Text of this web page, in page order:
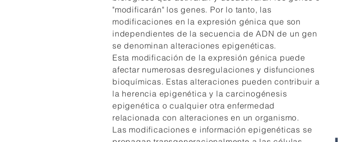
"modificarán" los genes. Por lo tanto, las
modificaciones en la expresión génica que son
independientes de la secuencia de ADN de un gen
se denominan alteraciones epigenéticas.
Esta modificación de la expresión génica puede
afectar numerosas desregulaciones y disfunciones
bioquímicas. Estas alteraciones pueden contribuir a
la herencia epigenética y la carcinogénesis
epigenética o cualquier otra enfermedad
relacionada con alteraciones en un organismo.
Las modificaciones e información epigenéticas se